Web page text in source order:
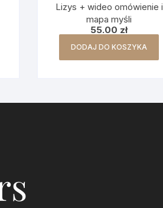
Lizys + wideo omówienie i
mapa myśli
55.00 zł
DODAJ DO KOSZYKA